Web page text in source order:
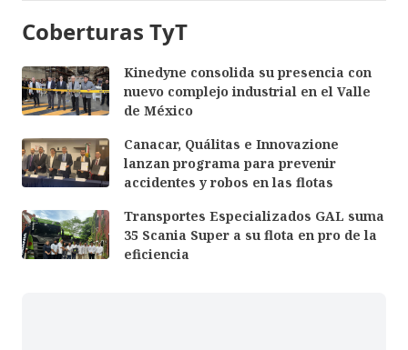
Coberturas TyT
Kinedyne consolida su presencia con
nuevo complejo industrial en el Valle
de México
Canacar, Quálitas e Innovazione
lanzan programa para prevenir
accidentes y robos en las flotas
Transportes Especializados GAL suma
35 Scania Super a su flota en pro de la
eficiencia